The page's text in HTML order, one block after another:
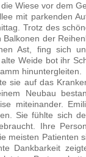
Wiese vor dem
mit parkenden
Trotz des
Balkonen der
Ast, fing sich
Weide bot ihr
hinuntergleiten.
sie auf das
Neubau
miteinander.
Sie fühlte sich
Ihre
meisten Patienten
Dankbarkeit